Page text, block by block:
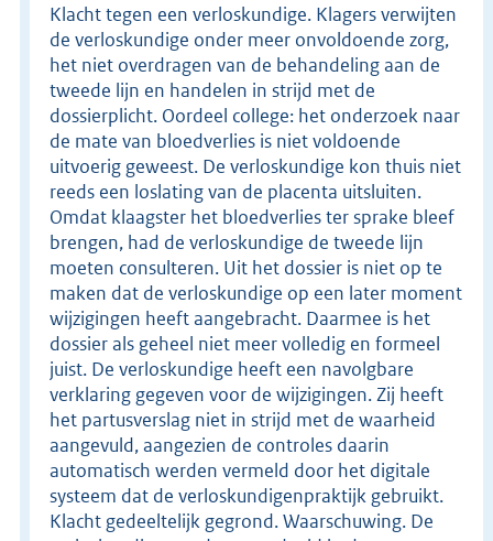
Klacht tegen een verloskundige. Klagers verwijten
de verloskundige onder meer onvoldoende zorg,
het niet overdragen van de behandeling aan de
tweede lijn en handelen in strijd met de
dossierplicht. Oordeel college: het onderzoek naar
de mate van bloedverlies is niet voldoende
uitvoerig geweest. De verloskundige kon thuis niet
reeds een loslating van de placenta uitsluiten.
Omdat klaagster het bloedverlies ter sprake bleef
brengen, had de verloskundige de tweede lijn
moeten consulteren. Uit het dossier is niet op te
maken dat de verloskundige op een later moment
wijzigingen heeft aangebracht. Daarmee is het
dossier als geheel niet meer volledig en formeel
juist. De verloskundige heeft een navolgbare
verklaring gegeven voor de wijzigingen. Zij heeft
het partusverslag niet in strijd met de waarheid
aangevuld, aangezien de controles daarin
automatisch werden vermeld door het digitale
systeem dat de verloskundigenpraktijk gebruikt.
Klacht gedeeltelijk gegrond. Waarschuwing. De